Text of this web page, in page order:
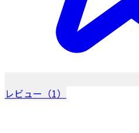
レビュー（1）